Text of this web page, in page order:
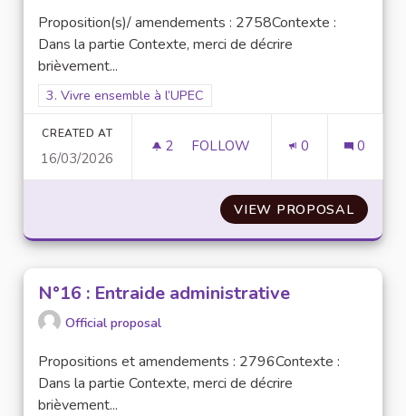
Proposition(s)/ amendements : 2758Contexte :
Dans la partie Contexte, merci de décrire
brièvement...
Filter results for scope: 3. Vivre ensemble à l’UPEC
3. Vivre ensemble à l’UPEC
CREATED AT
16/03/2026
2 2 FOLLOWERS
FOLLOW 0 0
VIEW PROPOSALN°30 :
N°16 : Entraide administrative
Official proposal
Propositions et amendements : 2796Contexte :
Dans la partie Contexte, merci de décrire
brièvement...